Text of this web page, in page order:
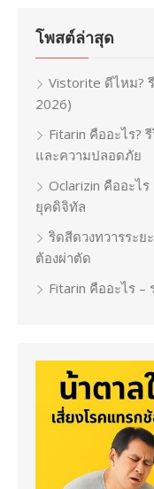
โพสต์ล่าสุด
Vistorite ดีไหม?
2026)
Fitarin คืออะไร?
และความปลอดภัย
Oclarizin คืออะไ
ยุคดิจิทัล
ริดสีดวงทวารระย
ต้องผ่าตัด
Fitarin คืออะไร –